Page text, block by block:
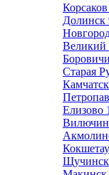
Корсаков
Долинск
Великий
Боровичи
Старая
Елизово
Кокшетау
Щучинск